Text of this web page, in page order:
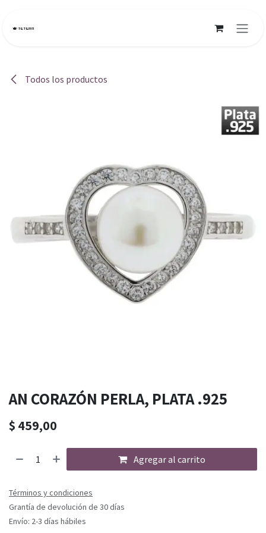
Todos los productos
AN CORAZÓN PERLA, PLATA .925
$ 459,00
Agregar al carrito
Términos y condiciones
Grantía de devolución de 30 días
Envío: 2-3 días hábiles